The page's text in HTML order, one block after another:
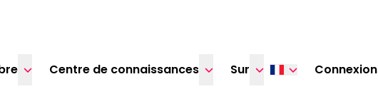
Centre de connaissances Sur Connexion